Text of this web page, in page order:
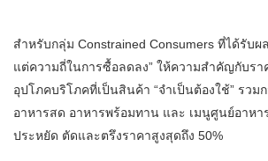
สำหรับกลุ่ม Constrained Consumers ที่ได้รับ
แต่ความถี่ในการซื้อลดลง” ให้ความสำคัญกับร
อุปโภคบริโภคที่เป็นสินค้า “จำเป็นต้องใช้” รว
อาหารสด อาหารพร้อมทาน และ เมนูศูนย์อาห
ประหยัด ตัดและตรึงราคาสูงสุดถึง 50%